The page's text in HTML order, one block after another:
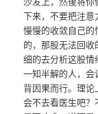
下来，不要把注
慢慢的收敛自己
的，那股无法回
细的去分析这股情
一知半解的人，
背因果而行。理
会不去看医生吧